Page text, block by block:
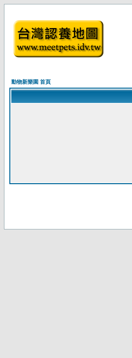
動物新樂園 首頁